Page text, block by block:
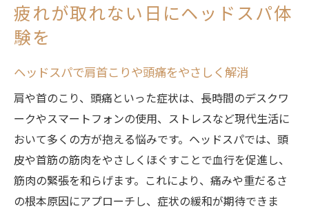
忙しい日常にヘッドスパで心身のバランス
イント
枚方市で癒すならヘッドスパがおすすめ
津田や駅近で通えるヘッドスパの魅力
口コミで人気のヘッドスパ専門店の特徴と
は
ヘッドスパでストレスを根本から和らげる
疲れが取れない日にヘッドスパ体
験を
ヘッドスパで肩首こりや頭痛をやさしく解消
肩や首のこり、頭痛といった症状は、長時間のデスクワ
ークやスマートフォンの使用、ストレスなど現代生活に
おいて多くの方が抱える悩みです。ヘッドスパでは、頭
皮や首筋の筋肉をやさしくほぐすことで血行を促進し、
筋肉の緊張を和らげます。これにより、痛みや重だるさ
の根本原因にアプローチし、症状の緩和が期待できま